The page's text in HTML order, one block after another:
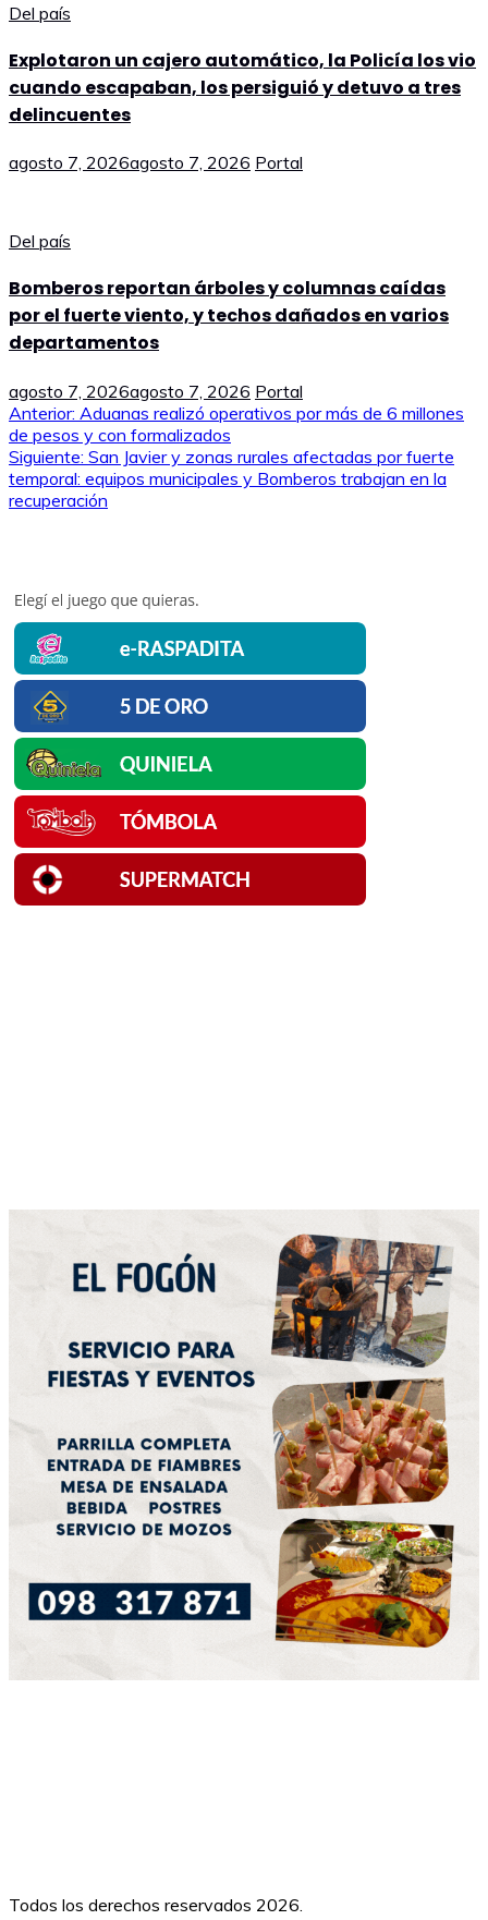
Del país
Explotaron un cajero automático, la Policía los vio
cuando escapaban, los persiguió y detuvo a tres
delincuentes
agosto 7, 2026agosto 7, 2026 Portal
Del país
Bomberos reportan árboles y columnas caídas
por el fuerte viento, y techos dañados en varios
departamentos
agosto 7, 2026agosto 7, 2026 Portal
Navegación
de
entradas
Anterior: Aduanas realizó operativos por más de 6 millones
de pesos y con formalizados
Siguiente: San Javier y zonas rurales afectadas por fuerte
temporal: equipos municipales y Bomberos trabajan en la
recuperación
Todos los derechos reservados 2026.